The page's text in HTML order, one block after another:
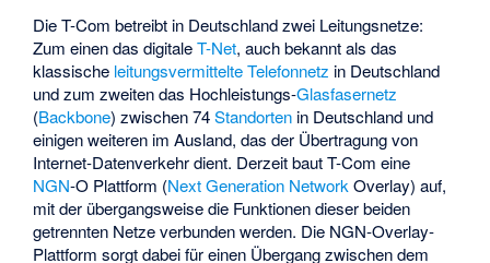
Die T-Com betreibt in Deutschland zwei Leitungsnetze:
Zum einen das digitaleT-Net, auch bekannt als das
klassische leitungsvermittelte Telefonnetz in Deutschland
und zum zweiten das Hochleistungs-Glasfasernetz
(Backbone) zwischen 74Standorten in Deutschland und
einigen weiteren im Ausland, das der Übertragung von
Internet-Datenverkehr dient. Derzeit baut T-Com eine
NGN-O Plattform (Next Generation Network Overlay) auf,
mit der übergangsweise die Funktionen dieser beiden
getrennten Netze verbunden werden. Die NGN-Overlay-
Plattform sorgt dabei für einen Übergang zwischen dem